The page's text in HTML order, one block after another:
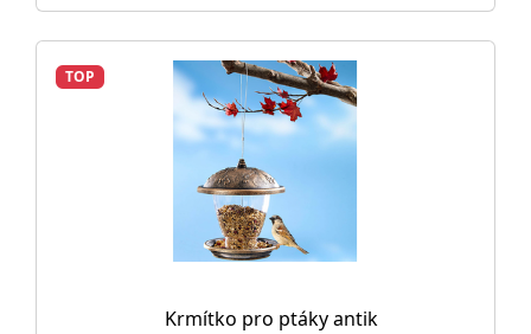
TOP
Krmítko pro ptáky antik